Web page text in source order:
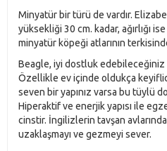
Minyatür bir türü de vardır.
yüksekliği 30 cm. kadar, ağırlığı
minyatür köpeği atlarının
Beagle, iyi dostluk edebileceğiniz
Özellikle ev içinde oldukça
seven bir yapınız varsa bu tüylü
Hiperaktif ve enerjik yapısı ile
cinstir. İngilizlerin tavşan avlarında
uzaklaşmayı ve gezmeyi sever.